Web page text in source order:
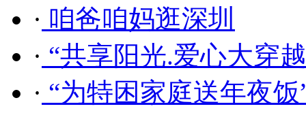
· 咱爸咱妈逛深圳
· “共享阳光.爱心大穿
· “为特困家庭送年夜饭